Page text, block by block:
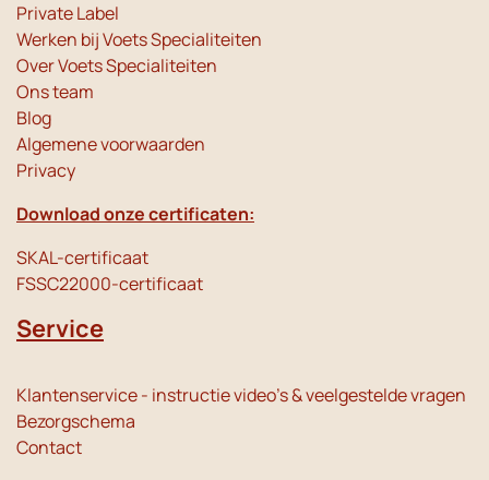
Private Label
Werken bij Voets Specialiteiten
Over Voets Specialiteiten
Ons team
Blog
Algemene voorwaarden
Privacy
Download onze certificaten:
SKAL-certificaat
FSSC22000-certificaat
Service
Klantenservice - instructie video's & veelgestelde vragen
Bezorgschema
Contact